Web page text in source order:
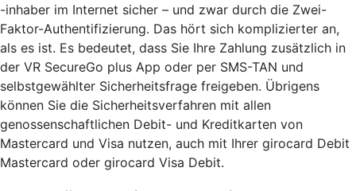
-inhaber im Internet sicher – und zwar durch die Zwei-
Faktor-Authentifizierung. Das hört sich komplizierter an,
als es ist. Es bedeutet, dass Sie Ihre Zahlung zusätzlich in
der VR SecureGo plus App oder per SMS-TAN und
selbstgewählter Sicherheitsfrage freigeben. Übrigens
können Sie die Sicherheitsverfahren mit allen
genossenschaftlichen Debit- und Kreditkarten von
Mastercard und Visa nutzen, auch mit Ihrer girocard Debit
Mastercard oder girocard Visa Debit.